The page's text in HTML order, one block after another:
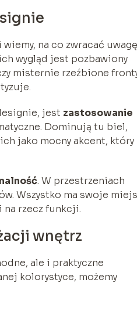
na co zwracać
wygląd jest pozbawiony
misternie rzeźbione
jest zastosowanie
Dominują tu biel,
jako mocny akcent, który
. W przestrzeniach
Wszystko ma swoje
rzecz funkcji.
wnętrz
ale i praktyczne
kolorystyce, możemy